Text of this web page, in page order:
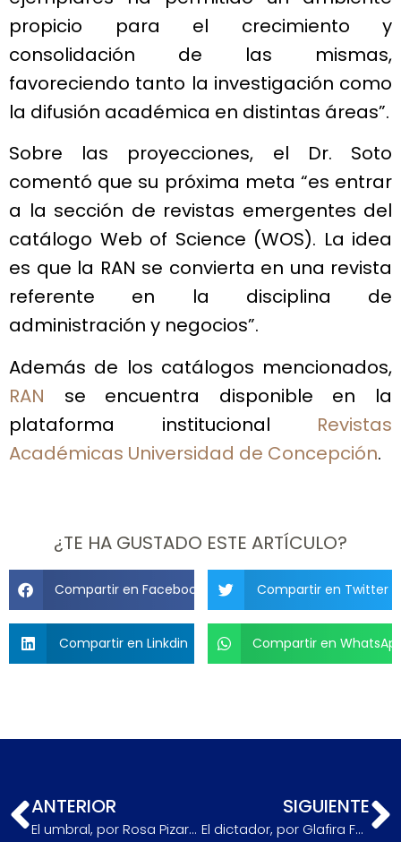
propicio para el crecimiento y
consolidación de las mismas,
favoreciendo tanto la investigación como
la difusión académica en distintas áreas”.
Sobre las proyecciones, el Dr. Soto
comentó que su próxima meta “es entrar
a la sección de revistas emergentes del
catálogo Web of Science (WOS). La idea
es que la RAN se convierta en una revista
referente en la disciplina de
administración y negocios”.
Además de los catálogos mencionados,
RAN se encuentra disponible en la
plataforma institucional Revistas
Académicas Universidad de Concepción.
¿TE HA GUSTADO ESTE ARTÍCULO?
Compartir en Facebook Compartir en Twitter
Compartir en Linkdin Compartir en
ANTERIOR
El umbral, por Rosa Pizarro
SIGUIENTE
El dictador, por Glafira Farías